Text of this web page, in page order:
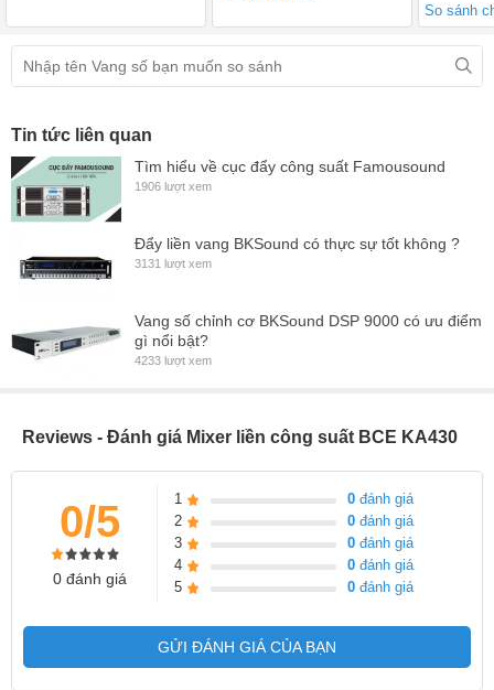
So sánh
Tin tức liên quan
Tìm hiểu về cục đẩy công suất Famousound
1906 lượt xem
Đẩy liền vang BKSound có thực sự tốt không ?
3131 lượt xem
Vang số chỉnh cơ BKSound DSP 9000 có ưu điểm
gì nổi bật?
4233 lượt xem
Reviews - Đánh giá Mixer liền công suất BCE KA430
0/5
0 đánh giá
1 0 đánh giá
2
0 đánh giá
3
0 đánh giá
4
0 đánh giá
5
0 đánh giá
GỬI ĐÁNH GIÁ CỦA BẠN